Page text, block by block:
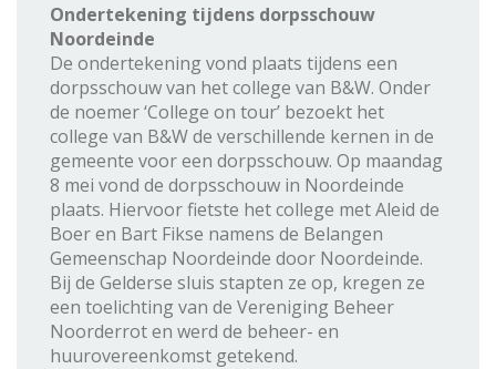
Ondertekening tijdens dorpsschouw
Noordeinde
De ondertekening vond plaats tijdens een
dorpsschouw van het college van B&W. Onder
de noemer ‘College on tour’ bezoekt het
college van B&W de verschillende kernen in de
gemeente voor een dorpsschouw. Op maandag
8 mei vond de dorpsschouw in Noordeinde
plaats. Hiervoor fietste het college met Aleid de
Boer en Bart Fikse namens de Belangen
Gemeenschap Noordeinde door Noordeinde.
Bij de Gelderse sluis stapten ze op, kregen ze
een toelichting van de Vereniging Beheer
Noorderrot en werd de beheer- en
huurovereenkomst getekend.